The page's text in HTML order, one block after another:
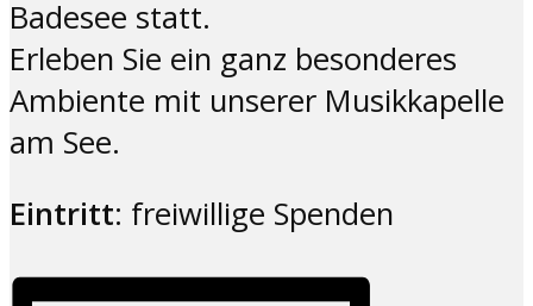
Badesee statt.
Erleben Sie ein ganz besonderes
Ambiente mit unserer Musikkapelle
am See.
Eintritt: freiwillige Spenden